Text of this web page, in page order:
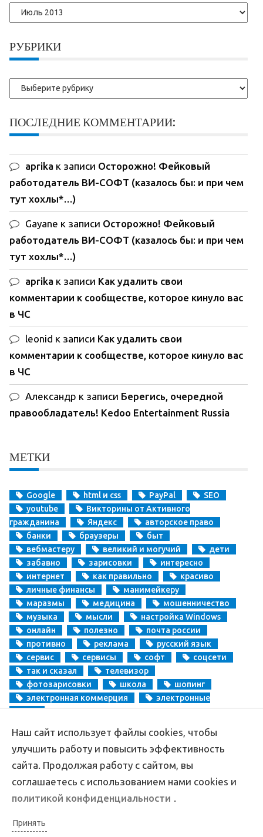
Более
ранние
РУБРИКИ
Рубрики
ПОСЛЕДНИЕ КОММЕНТАРИИ:
aprika к записи Осторожно! Фейковый
работодатель ВИ-СОФТ (казалось бы: и при чем
тут хохлы*…)
Gayane к записи Осторожно! Фейковый
работодатель ВИ-СОФТ (казалось бы: и при чем
тут хохлы*…)
aprika к записи Как удалить свои
комментарии к сообществе, которое кинуло вас
в ЧС
leonid к записи Как удалить свои
комментарии к сообществе, которое кинуло вас
в ЧС
Александр к записи Берегись, очередной
правообладатель! Kedoo Entertainment Russia
МЕТКИ
Google html и css PayPal
SEO
youtube
Викторины от Активного
гражданина
Яндекс
авторское право
банки
браузеры
быт
вебмастеру
великий и могучий
дети
забавно
зарисовки
интересно
интернет
как правильно
красиво
личные финансы
манимейкеру
маразмы
медицина
мошенничество
музыка
мысли
настройка Windows
онлайн
полезно
почта россии
противно
реклама
русский язык
сервис
сервисы софт
соцсети
так и сказал
телевизор
фотозарисовки
школа
шопинг
электронная коммерция
электронные
деньги
CopyrightAprikablog.ru © Все права защищены |Обратная связь
Наш сайт использует файлы cookies, чтобы
улучшить работу и повысить эффективность
сайта. Продолжая работу с сайтом, вы
соглашаетесь с использованием нами cookies и
политикой конфиденциальности .
Принять